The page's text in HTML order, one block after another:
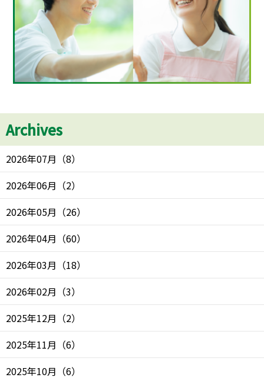
Archives
2026年07月 （8）
2026年06月 （2）
2026年05月 （26）
2026年04月 （60）
2026年03月 （18）
2026年02月 （3）
2025年12月 （2）
2025年11月 （6）
2025年10月 （6）